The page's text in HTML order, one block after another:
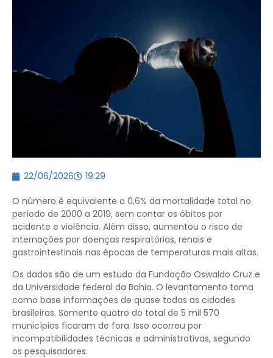
22/06/2026 19:29
O número é equivalente a 0,6% da mortalidade total no
período de 2000 a 2019, sem contar os óbitos por
acidente e violência. Além disso, aumentou o risco de
internações por doenças respiratórias, renais e
gastrointestinais nas épocas de temperaturas mais altas.
Os dados são de um estudo da Fundação Oswaldo Cruz e
da Universidade federal da Bahia. O levantamento toma
como base informações de quase todas as cidades
brasileiras. Somente quatro do total de 5 mil 570
municípios ficaram de fora. Isso ocorreu por
incompatibilidades técnicas e administrativas, segundo
os pesquisadores.